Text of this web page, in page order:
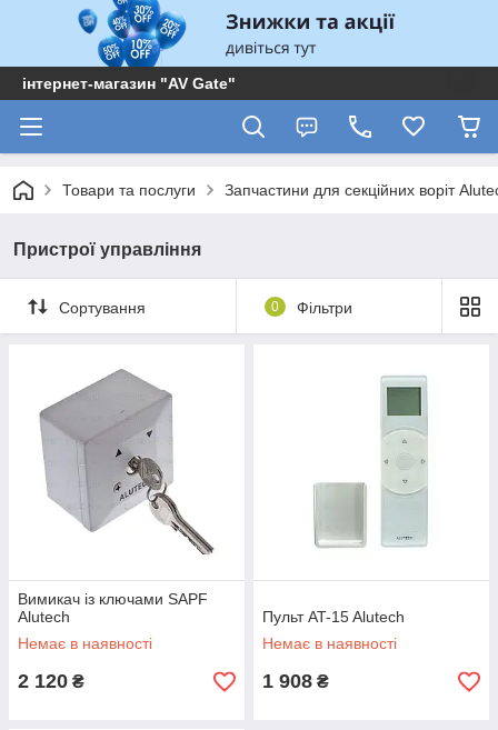
інтернет-магазин "AV Gate"
Товари та послуги Запчастини для секційних воріт
Пристрої управління
Сортування 0 Фільтри
Вимикач із ключами SAPF
Alutech
Немає в наявності
2 120 ₴
Пульт AT-15 Alutech
Немає в наявності
1 908 ₴